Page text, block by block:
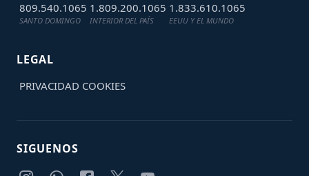
809.540.1065
SANTO DOMINGO
1.809.200.1065
INTERIOR DEL PAÍS
1.833.610.1065
EEUU Y EL MUNDO
LEGAL
PRIVACIDAD COOKIES
SIGUENOS